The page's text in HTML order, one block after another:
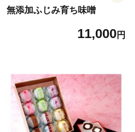
無添加ふじみ育ち味噌
11,000円